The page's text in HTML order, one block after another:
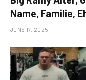
Name, Familie,
JUNE 17, 2025